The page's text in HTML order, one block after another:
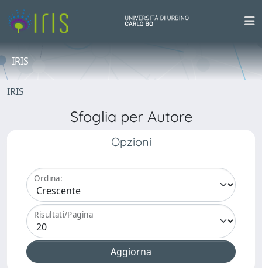
IRIS
IRIS
Sfoglia per Autore
Opzioni
Ordina:
Risultati/Pagina